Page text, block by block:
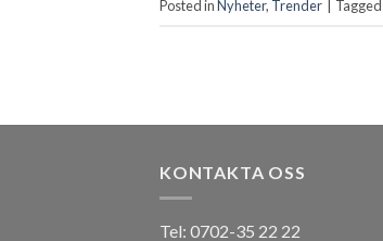
Posted inNyheter, Trender Tagged
KONTAKTA OSS
Tel: 0702-35 22 22